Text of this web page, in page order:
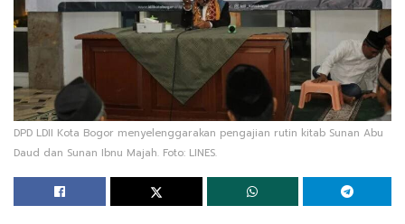
DPD LDII Kota Bogor menyelenggarakan pengajian rutin kitab Sunan Abu
Daud dan Sunan Ibnu Majah. Foto: LINES.